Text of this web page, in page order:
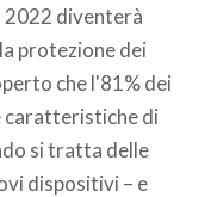
2022 diventerà
protezione dei
che l'81% dei
caratteristiche di
si tratta delle
dispositivi – e